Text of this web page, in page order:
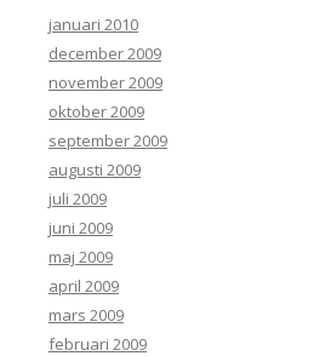
januari 2010
december 2009
november 2009
oktober 2009
september 2009
augusti 2009
juli 2009
juni 2009
maj 2009
april 2009
mars 2009
februari 2009